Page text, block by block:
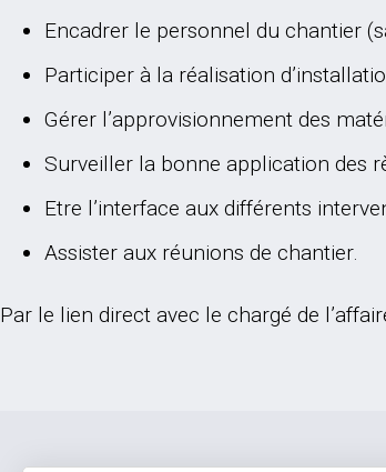
Encadrer le personnel du chantier
Participer à la réalisation
Gérer l’approvisionnement des
Surveiller la bonne application des
Etre l’interface aux différents
Assister aux réunions de chantier.
Par le lien direct avec le chargé de